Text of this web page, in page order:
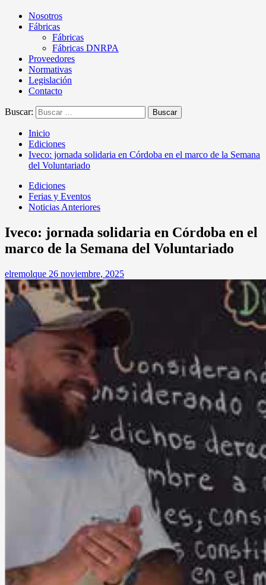
Nosotros
Fábricas
Fábricas
Fábricas DNRPA
Proveedores
Normativas
Legislación
Contacto
Buscar:
Inicio
Ediciones
Iveco: jornada solidaria en Córdoba en el marco de la Semana
del Voluntariado
Ediciones
Ferias y Eventos
Noticias Anteriores
Iveco: jornada solidaria en Córdoba en el
marco de la Semana del Voluntariado
elremolque 26 noviembre, 2025